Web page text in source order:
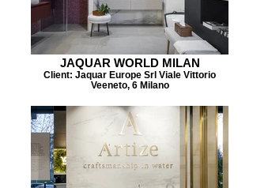
JAQUAR WORLD MILAN
Client: Jaquar Europe Srl Viale Vittorio
Veeneto, 6 Milano